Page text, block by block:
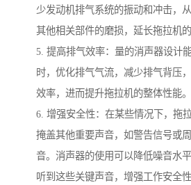
少发动机排气系统的振动和冲击，
其他相关部件的磨损，延长拖拉机的
5. 提高排气效率：量的消声器设计
时，优化排气气流，减少排气背压
效率，进而提升拖拉机的整体性能。
6. 增强安全性：在某些情况下，拖
掩盖其他重要声音，如警告信号或
音。消声器的使用可以降低噪音水
听到这些关键声音，增强工作安全性